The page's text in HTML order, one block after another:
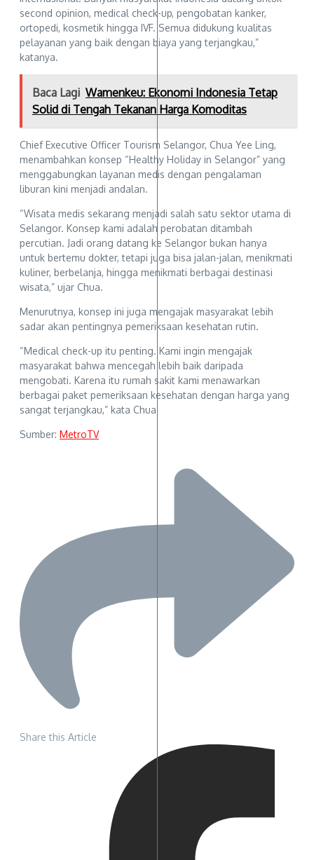
second opinion, medical check-up, pengobatan kanker,
ortopedi, kosmetik hingga IVF. Semua didukung kualitas
pelayanan yang baik dengan biaya yang terjangkau,”
katanya.
Baca Lagi Wamenkeu: Ekonomi Indonesia Tetap
Solid di Tengah Tekanan Harga Komoditas
Chief Executive Officer Tourism Selangor, Chua Yee Ling,
menambahkan konsep “Healthy Holiday in Selangor” yang
menggabungkan layanan medis dengan pengalaman
liburan kini menjadi andalan.
“Wisata medis sekarang menjadi salah satu sektor utama di
Selangor. Konsep kami adalah perobatan ditambah
percutian. Jadi orang datang ke Selangor bukan hanya
untuk bertemu dokter, tetapi juga bisa jalan-jalan, menikmati
kuliner, berbelanja, hingga menikmati berbagai destinasi
wisata,” ujar Chua.
Menurutnya, konsep ini juga mengajak masyarakat lebih
sadar akan pentingnya pemeriksaan kesehatan rutin.
“Medical check-up itu penting. Kami ingin mengajak
masyarakat bahwa mencegah lebih baik daripada
mengobati. Karena itu rumah sakit kami menawarkan
berbagai paket pemeriksaan kesehatan dengan harga yang
sangat terjangkau,” kata Chua
Sumber: MetroTV
Share this Article